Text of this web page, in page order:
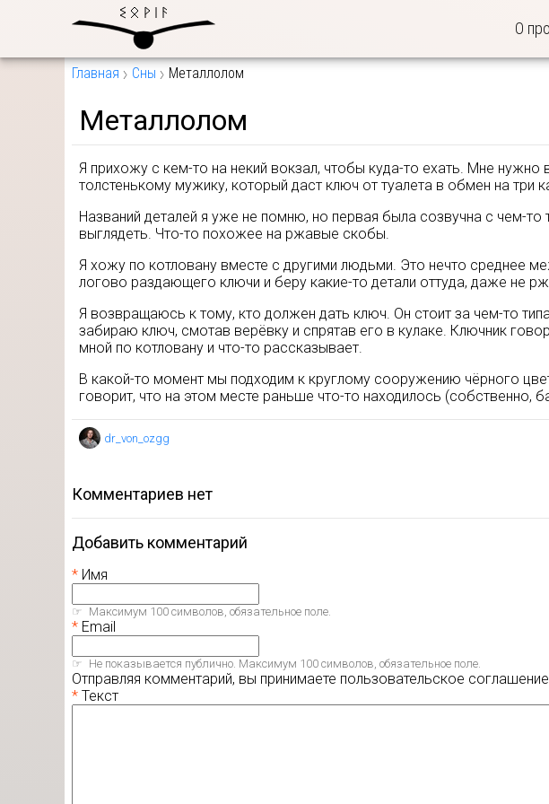
О
Главная Сны Металлолом
Металлолом
Я прихожу с кем-то на некий вокзал, чтобы куда-то ехать. Мне нужно
толстенькому мужику, который даст ключ от туалета в обмен на три
Названий деталей я уже не помню, но первая была созвучна с чем-
выглядеть. Что-то похожее на ржавые скобы.
Я хожу по котловану вместе с другими людьми. Это нечто среднее
логово раздающего ключи и беру какие-то детали оттуда, даже не
Я возвращаюсь к тому, кто должен дать ключ. Он стоит за чем-то
забираю ключ, смотав верёвку и спрятав его в кулаке. Ключник
мной по котловану и что-то рассказывает.
В какой-то момент мы подходим к круглому сооружению чёрного
говорит, что на этом месте раньше что-то находилось (собственно,
dr_von_ozgg
комментариев нет
Добавить комментарий
Имя
Максимум 100 символов, обязательное поле.
Email
Не показывается публично. Максимум 100 символов, обязательное поле.
Отправляя комментарий, вы принимаете пользовательское
Текст